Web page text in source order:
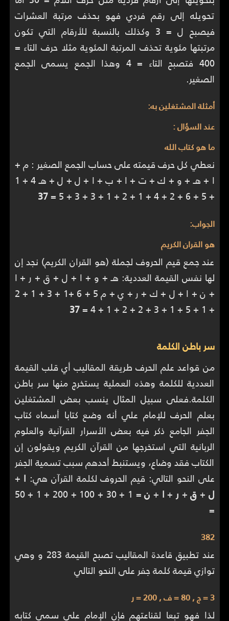
تحويله إلى رقم فردي فهو بحذف مرتبة العشرات
فيصبح ل = 3 وكذلك بالنسبة للأرقام التي تكون
مرتبتها مئوية تحذف المرتبة المئوية مثلا حرف التاء =
400 فتصبح التاء = 4 وهذا الجمع يسمى الجمع
الصغير.
أمثلة المشتغلين به:
عند السؤال :
ما هو كتاب الله
نعطي كل حرف قيمته على حساب الجمع الصغير : م +
ا + هـ + و + ك + ت + ا + ب + ا + ل + ل + هـ 4 + 1
+ 5 + 6 + 2 + 4 + 1 + 2 + 1 + 3 + 3 + 5 =
37
الجواب:
هو القران الكريم
عند جمع قيم الحروف لجملة (هو القران الكريم) نجد إن
لها نفس القيمة العددية: هـ + و + ا + ل + ق + ر + ا
+ ن + ا + ل + ك + ر + ي + م 5 + 6 +1 + 3 + 1 + 2
+ 1 + 5 + 1 + 3 + 2 + 2 + 1 + 4 =
37
سر باطن الكلمة
من قواعد علم الحرف طريقة المقاليب أي قلب القيمة
العددية للكلمة وهذه العملية يستخرج منها سر باطن
الكلمة.فعلى سبيل المثال ينسب بعض المشتغلين
بعلم الحرف للإمام علي أنه وضع كتابا أسماه كتاب
الجفر الجامع ذكر فيه بعض الأسرار القرآنية والعلوم
الربانية التي استخرجها من القرآن الكريم ويقولون إن
الكتاب فقد وضاع، ويستنبط أحدهم سبب تسمية الجفر
على النحو التالي: قيم الحروف لكلمة القرآن هي: ا +
ل +ق+ ر +ا + ن
= 1 + 30 + 100 + 200 + 1 + 50
=
382
عند تطبيق قاعدة المقاليب تصبح القيمة 283 و وهي
توازي قيمة كلمة جفر على النحو التالي
3 = ج , 80 = ف , 200 = ر
لذا فهو تبعا لقناعتهم فإن الإمام علي سمى كتابه